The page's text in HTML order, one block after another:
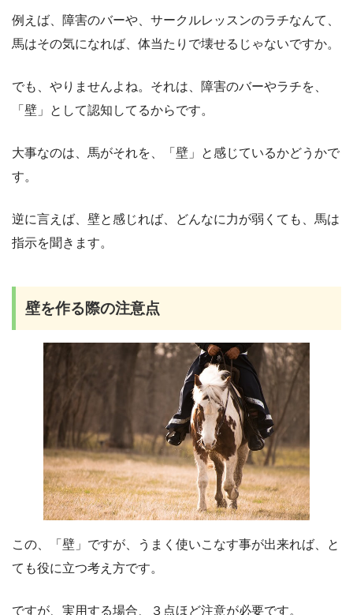
例えば、障害のバーや、サークルレッスンのラチなんて、
馬はその気になれば、体当たりで壊せるじゃないですか。
でも、やりませんよね。それは、障害のバーやラチを、
「壁」として認知してるからです。
大事なのは、馬がそれを、「壁」と感じているかどうかで
す。
逆に言えば、壁と感じれば、どんなに力が弱くても、馬は
指示を聞きます。
壁を作る際の注意点
この、「壁」ですが、うまく使いこなす事が出来れば、と
ても役に立つ考え方です。
ですが、実用する場合、３点ほど注意が必要です。